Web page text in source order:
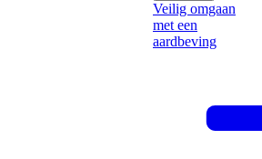
Veilig omgaan
met een
aardbeving